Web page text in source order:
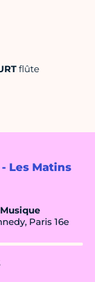
Les Matins
Paris 16e
flûte